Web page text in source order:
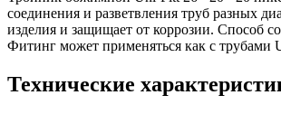
соединения и разветвления труб разных
изделия и защищает от коррозии. Способ
Фитинг может применяться как с трубами
Технические